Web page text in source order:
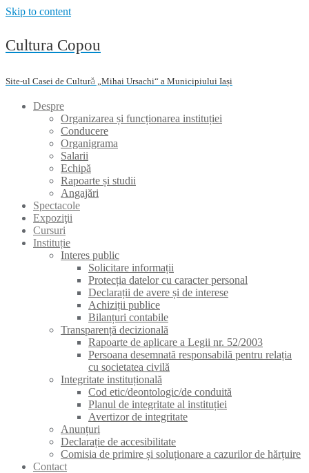
Skip to content
Cultura Copou
Site-ul Casei de Cultură „Mihai Ursachi“ a Municipiului Iași
Despre
Organizarea și funcționarea instituției
Conducere
Organigrama
Salarii
Echipă
Rapoarte și studii
Angajări
Spectacole
Expoziţii
Cursuri
Instituție
Interes public
Solicitare informații
Protecția datelor cu caracter personal
Declarații de avere și de interese
Achiziții publice
Bilanțuri contabile
Transparență decizională
Rapoarte de aplicare a Legii nr. 52/2003
Persoana desemnată responsabilă pentru relația
cu societatea civilă
Integritate instituțională
Cod etic/deontologic/de conduită
Planul de integritate al instituției
Avertizor de integritate
Anunțuri
Declarație de accesibilitate
Comisia de primire și soluționare a cazurilor de hărțuire
Contact